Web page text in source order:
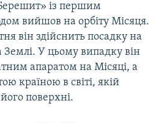
із першим
вийшов на орбіту Місяця.
він здійснить посадку на
У цьому випадку він
апаратом на Місяці, а
країною в світі, якій
поверхні.